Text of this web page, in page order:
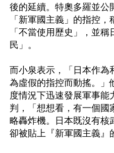
後的延續。特奧多羅並公
「新軍國主義」的指控
「不當使用歷史」，並
民」。
而小泉表示，「日本作為
為虛假的指控而動搖。」
度情況下迅速發展軍事能
判，「想想看，有一個國
略轟炸機。日本既沒有核
卻被貼上『新軍國主義』